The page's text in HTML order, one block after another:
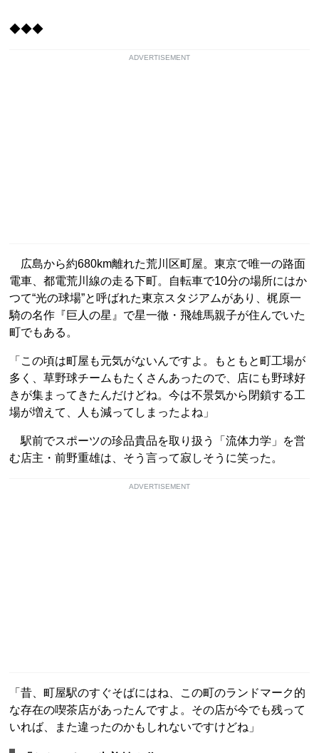
◆◆◆
ADVERTISEMENT
広島から約680km離れた荒川区町屋。東京で唯一の路面
電車、都電荒川線の走る下町。自転車で10分の場所にはか
つて“光の球場”と呼ばれた東京スタジアムがあり、梶原一
騎の名作『巨人の星』で星一徹・飛雄馬親子が住んでいた
町でもある。
「この頃は町屋も元気がないんですよ。もともと町工場が
多く、草野球チームもたくさんあったので、店にも野球好
きが集まってきたんだけどね。今は不景気から閉鎖する工
場が増えて、人も減ってしまったよね」
駅前でスポーツの珍品貴品を取り扱う「流体力学」を営
む店主・前野重雄は、そう言って寂しそうに笑った。
ADVERTISEMENT
「昔、町屋駅のすぐそばにはね、この町のランドマーク的
な存在の喫茶店があったんですよ。その店が今でも残って
いれば、また違ったのかもしれないですけどね」